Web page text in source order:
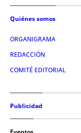
Quiénes somos
ORGANIGRAMA
REDACCIÓN
COMITÉ EDITORIAL
Publicidad